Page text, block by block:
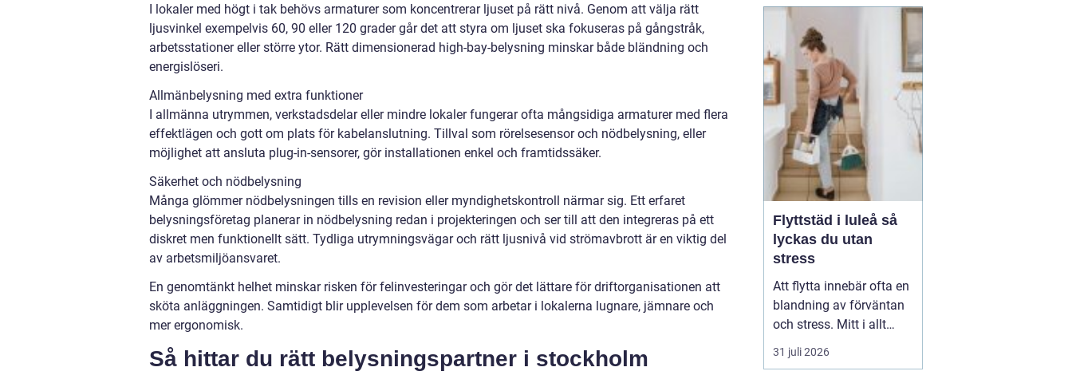
I lokaler med högt i tak behövs armaturer som koncentrerar ljuset på rätt nivå. Genom att välja rätt
ljusvinkel exempelvis 60, 90 eller 120 grader går det att styra om ljuset ska fokuseras på gångstråk,
arbetsstationer eller större ytor. Rätt dimensionerad high-bay-belysning minskar både bländning och
energislöseri.
Allmänbelysning med extra funktioner
I allmänna utrymmen, verkstadsdelar eller mindre lokaler fungerar ofta mångsidiga armaturer med flera
effektlägen och gott om plats för kabelanslutning. Tillval som rörelsesensor och nödbelysning, eller
möjlighet att ansluta plug-in-sensorer, gör installationen enkel och framtidssäker.
Säkerhet och nödbelysning
Många glömmer nödbelysningen tills en revision eller myndighetskontroll närmar sig. Ett erfaret
belysningsföretag planerar in nödbelysning redan i projekteringen och ser till att den integreras på ett
diskret men funktionellt sätt. Tydliga utrymningsvägar och rätt ljusnivå vid strömavbrott är en viktig del
av arbetsmiljöansvaret.
En genomtänkt helhet minskar risken för felinvesteringar och gör det lättare för driftorganisationen att
sköta anläggningen. Samtidigt blir upplevelsen för dem som arbetar i lokalerna lugnare, jämnare och
mer ergonomisk.
Så hittar du rätt belysningspartner i stockholm
blomsterhantverket på
Österlen fått en alldeles
egen karaktär. Här går
säsong, hållbarhet och
personligt uttryck före
snabba lösningar.
31 juli
2026
Flyttstäd i luleå så
lyckas du utan
stress
Att flytta innebär ofta en
blandning av förväntan
och stress. Mitt i allt
packande och
planerande dyker en av
31 juli 2026